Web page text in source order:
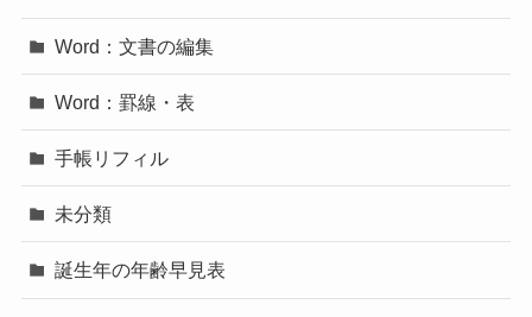
Word：文書の編集
Word：罫線・表
手帳リフィル
未分類
誕生年の年齢早見表